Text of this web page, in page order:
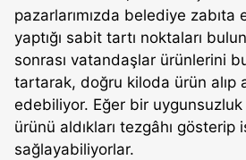
pazarlarımızda belediye
yaptığı sabit tartı noktaları
sonrası vatandaşlar ürünlerini
tartarak, doğru kiloda ürün alıp
edebiliyor. Eğer bir
ürünü aldıkları tezgâhı gösterip
sağlayabiliyorlar.